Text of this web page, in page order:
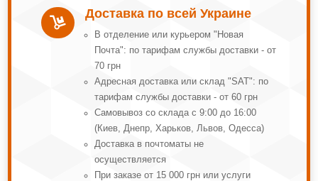

Доставка по всей Украине
В отделение или курьером "Новая
Почта": по тарифам службы доставки - от
70 грн
Адресная доставка или склад "SAT": по
тарифам службы доставки - от 60 грн
Самовывоз со склада с 9:00 до 16:00
(Киев, Днепр, Харьков, Львов, Одесса)
Доставка в почтоматы не
осуществляется
При заказе от 15 000 грн или услуги